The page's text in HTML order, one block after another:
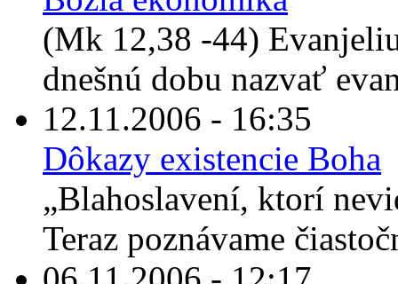
(Mk 12,38 -44)
dnešnú dobu nazvať
12.11.2006 - 16:35
Dôkazy existencie Boha
„Blahoslavení, ktorí
Teraz poznávame